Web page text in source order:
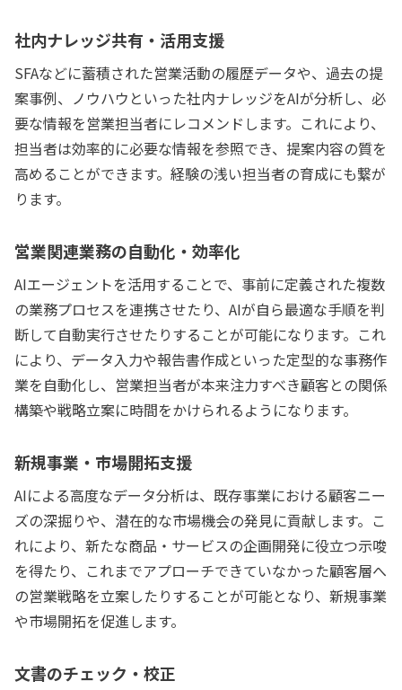
社内ナレッジ共有・活用支援
SFAなどに蓄積された営業活動の履歴データや、過去の提
案事例、ノウハウといった社内ナレッジをAIが分析し、必
要な情報を営業担当者にレコメンドします。これにより、
担当者は効率的に必要な情報を参照でき、提案内容の質を
高めることができます。経験の浅い担当者の育成にも繋が
ります。
営業関連業務の自動化・効率化
AIエージェントを活用することで、事前に定義された複数
の業務プロセスを連携させたり、AIが自ら最適な手順を判
断して自動実行させたりすることが可能になります。これ
により、データ入力や報告書作成といった定型的な事務作
業を自動化し、営業担当者が本来注力すべき顧客との関係
構築や戦略立案に時間をかけられるようになります。
新規事業・市場開拓支援
AIによる高度なデータ分析は、既存事業における顧客ニー
ズの深掘りや、潜在的な市場機会の発見に貢献します。こ
れにより、新たな商品・サービスの企画開発に役立つ示唆
を得たり、これまでアプローチできていなかった顧客層へ
の営業戦略を立案したりすることが可能となり、新規事業
や市場開拓を促進します。
文書のチェック・校正